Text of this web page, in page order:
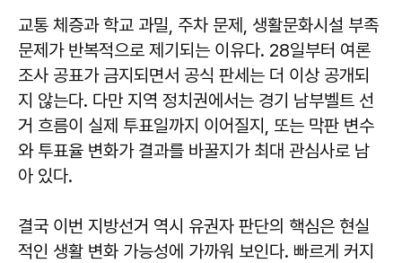
교통 체증과 학교 과밀, 주차 문제, 생활문화시설 부족
문제가 반복적으로 제기되는 이유다. 28일부터 여론
조사 공표가 금지되면서 공식 판세는 더 이상 공개되
지 않는다. 다만 지역 정치권에서는 경기 남부벨트 선
거 흐름이 실제 투표일까지 이어질지, 또는 막판 변수
와 투표율 변화가 결과를 바꿀지가 최대 관심사로 남
아 있다.
결국 이번 지방선거 역시 유권자 판단의 핵심은 현실
적인 생활 변화 가능성에 가까워 보인다. 빠르게 커지